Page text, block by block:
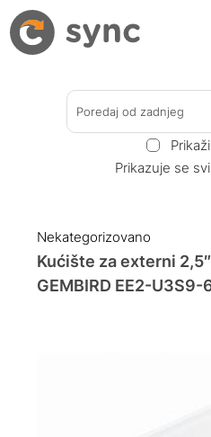
Poredaj od zadnjeg
Prikazuje se
Nekategorizovano
Kućište za externi
GEMBIRD EE2-